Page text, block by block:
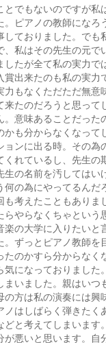
でもないのですが私
ピアノの教師にな
ておりました。で
私はその先生の元で
たが全て私の実力
出来たのも私の実
もなくただただ無
たのだろうと思っ
意味あることだっ
も分からなくなっ
ンに出る時。その
れているし、先生
の名前を汚しては
の為にやってるん
考えたこともあり
やらなくちゃとい
の大学に入りたい
ずっとピアノ教師
のかすら分からなく
になっておりまし
いました。親はい
方は私の演奏には
はしばらく弾きた
と考えてしまいま
悪いと思います。自